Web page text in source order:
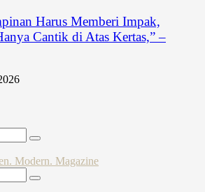
Harus Memberi Impak,
Cantik di Atas Kertas,” –
Search
Search